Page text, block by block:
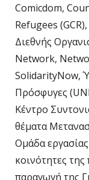
Comicdom,
Refugees
Διεθνής
Network,
SolidarityNow,
Πρόσφυγες
Κέντρο
θέματα
Ομάδα εργασίας
κοινότητες
παραγωγή της